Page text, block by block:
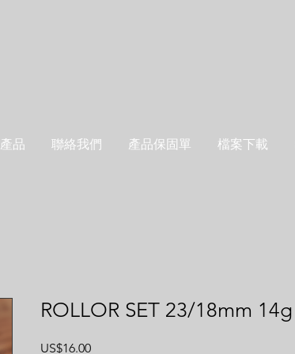
產品 聯絡我們 產品保固單 檔案下載
ROLLOR SET 23/18mm 14g
US$16.00價